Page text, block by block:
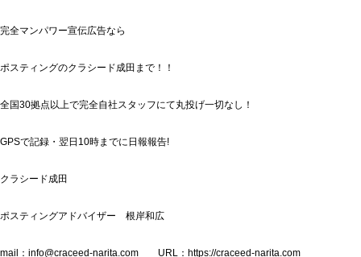
完全マンパワー宣伝広告なら
ポスティングのクラシード成田まで！！
全国30拠点以上で完全自社スタッフにて丸投げ一切なし！
GPSで記録・翌日10時までに日報報告!
クラシード成田
ポスティングアドバイザー 根岸和広
mail：info@craceed-narita.com URL：https://craceed-narita.com